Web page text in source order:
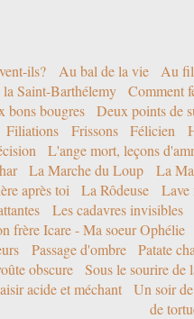
ils? Au bal de la vie Au
Saint-Barthélemy Comment
bons bougres Deux points de
Filiations Frissons Félicien
L'ange mort, leçons
La Marche du Loup La
après toi La Rôdeuse Lave
Les cadavres invisibles
frère Icare - Ma soeur Ophélie
Passage d'ombre Patate
obscure Sous le sourire de
acide et méchant Un soir
de